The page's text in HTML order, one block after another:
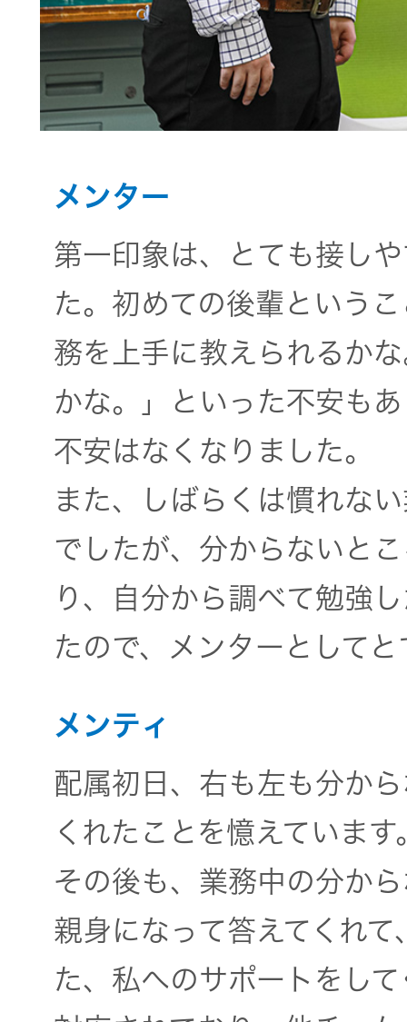
メンター
第一印象は、とても接し
た。初めての後輩という
務を上手に教えられるか
かな。」といった不安も
不安はなくなりました。
また、しばらくは慣れな
でしたが、分からないと
り、自分から調べて勉強
たので、メンターとして
メンティ
配属初日、右も左も分か
くれたことを憶えています
その後も、業務中の分か
親身になって答えてくれ
た、私へのサポートをし